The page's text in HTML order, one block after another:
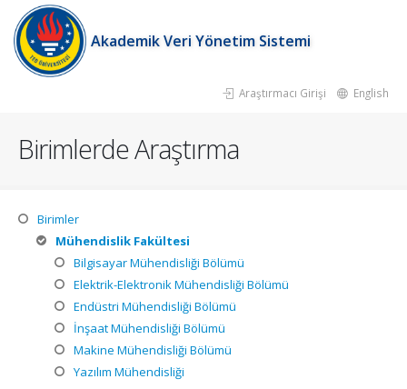
Akademik Veri Yönetim Sistemi
Araştırmacı Girişi English
Birimlerde Araştırma
Birimler
Mühendislik Fakültesi
Bilgisayar Mühendisliği Bölümü
Elektrik-Elektronik Mühendisliği Bölümü
Endüstri Mühendisliği Bölümü
İnşaat Mühendisliği Bölümü
Makine Mühendisliği Bölümü
Yazılım Mühendisliği